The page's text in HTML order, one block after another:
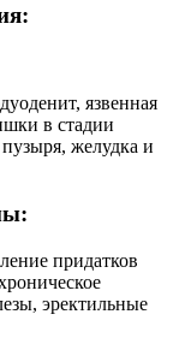
язвенная
в стадии
желудка и
придатков
эректильные